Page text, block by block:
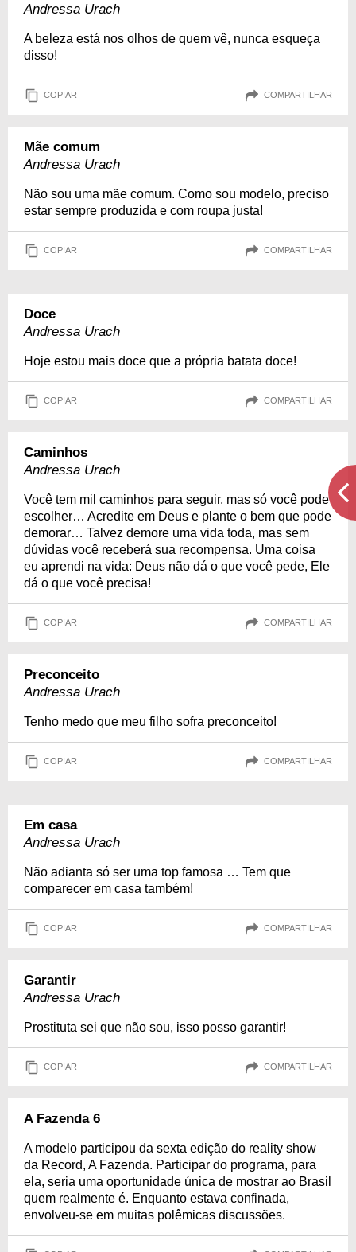
Andressa Urach
A beleza está nos olhos de quem vê, nunca esqueça
disso!
COPIAR COMPARTILHAR
Mãe comum
Andressa Urach
Não sou uma mãe comum. Como sou modelo, preciso
estar sempre produzida e com roupa justa!
COPIAR COMPARTILHAR
Doce
Andressa Urach
Hoje estou mais doce que a própria batata doce!
COPIAR COMPARTILHAR
Caminhos
Andressa Urach
Você tem mil caminhos para seguir, mas só você pode
escolher… Acredite em Deus e plante o bem que pode
demorar… Talvez demore uma vida toda, mas sem
dúvidas você receberá sua recompensa. Uma coisa
eu aprendi na vida: Deus não dá o que você pede, Ele
dá o que você precisa!
COPIAR COMPARTILHAR
Preconceito
Andressa Urach
Tenho medo que meu filho sofra preconceito!
COPIAR COMPARTILHAR
Em casa
Andressa Urach
Não adianta só ser uma top famosa … Tem que
comparecer em casa também!
COPIAR COMPARTILHAR
Garantir
Andressa Urach
Prostituta sei que não sou, isso posso garantir!
COPIAR COMPARTILHAR
A Fazenda 6
A modelo participou da sexta edição do reality show
da Record, A Fazenda. Participar do programa, para
ela, seria uma oportunidade única de mostrar ao Brasil
quem realmente é. Enquanto estava confinada,
envolveu-se em muitas polêmicas discussões.